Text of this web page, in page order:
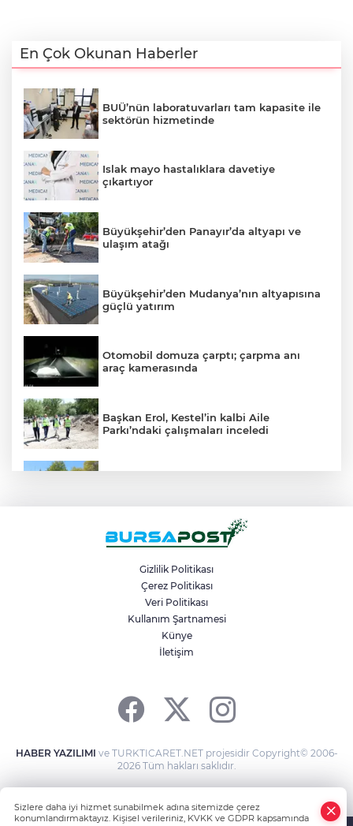
En Çok Okunan Haberler
BUÜ’nün laboratuvarları tam kapasite ile
sektörün hizmetinde
Islak mayo hastalıklara davetiye
çıkartıyor
Büyükşehir’den Panayır’da altyapı ve
ulaşım atağı
Büyükşehir’den Mudanya’nın altyapısına
güçlü yatırım
Otomobil domuza çarptı; çarpma anı
araç kamerasında
Başkan Erol, Kestel’in kalbi Aile
Parkı’ndaki çalışmaları inceledi
Mahalleyi savaş alanına çevirdi, alkollü
Bir adımla hayata tutundu, motosikletli
duvara çarparak can verdi
Gizlilik Politikası
Çerez Politikası
Veri Politikası
Kullanım Şartnamesi
Künye
İletişim
HABER YAZILIMI ve TURKTICARET.NET projesidir Copyright© 2006-
2026 Tüm hakları saklıdır.
Sizlere daha iyi hizmet sunabilmek adına sitemizde çerez
konumlandırmaktayız. Kişisel verileriniz, KVKK ve GDPR kapsamında